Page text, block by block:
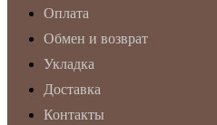
Оплата
Обмен и возврат
Укладка
Доставка
Контакты